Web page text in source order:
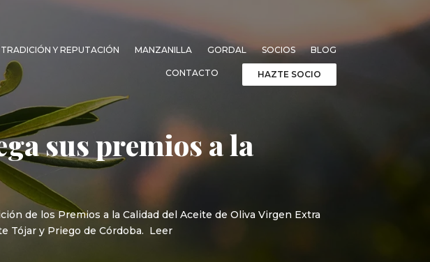
TRADICIÓN Y REPUTACIÓN MANZANILLA GORDAL SOCIOS BLOG
CONTACTO HAZTE SOCIO
sus premios a la
de los Premios a la Calidad del Aceite de Oliva Virgen Extra
Tójar y Priego de Córdoba. Leer